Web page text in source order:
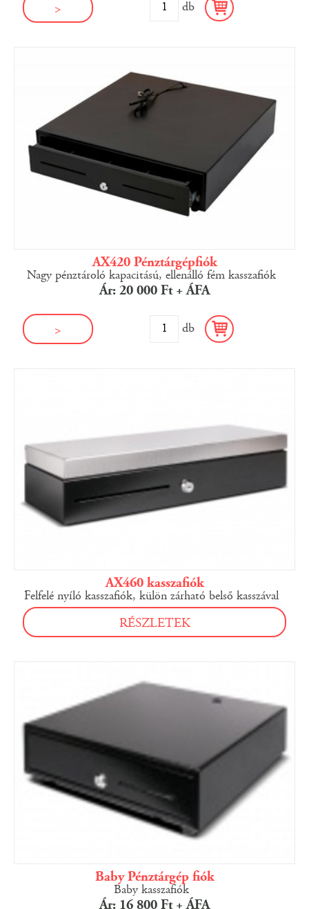
> db
AX420 Pénztárgépfiók
Nagy pénztároló kapacitású, ellenálló fém kasszafiók
Ár: 20 000 Ft + ÁFA
> db
AX460 kasszafiók
Felfelé nyíló kasszafiók, külön zárható belső kasszával
RÉSZLETEK
Baby Pénztárgép fiók
Baby kasszafiók
Ár: 16 800 Ft + ÁFA